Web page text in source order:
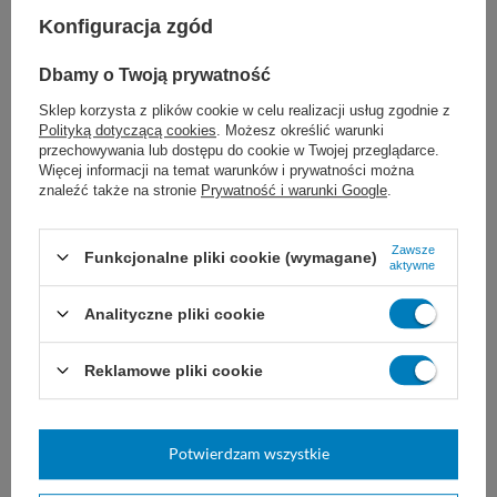
Zastosowanie:
ogólne przybliżenie tkanek miękkich
chirurgia sercowo-naczyniowa
neurochirurgia
chirurgia okulistyczna
Dobór nici JOST zależy od ogólnego stanu
pacjenta, wielkości uszkodzonej tkanki i rany,
a także od wybranej techniki i doświadczenia
chirurga. Nie są znane żadne
Konfiguracja zgód
Dbamy o Twoją prywatność
Sklep korzysta z plików cookie w celu realizacji usług zgodnie z
Polityką dotyczącą cookies . Możesz określić warunki
przechowywania lub dostępu do cookie w Twojej przeglądarce.
Więcej informacji na temat warunków i prywatności można
znaleźć także na stronie Prywatność i warunki Google
Funkcjonalne pliki cookie (wymagane)
Zawsze
aktywne
Analityczne pliki cookie
Reklamowe pliki cookie
Potwierdzam wszystkie